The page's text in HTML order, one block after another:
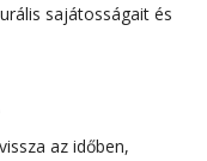
sajátosságait és
az időben,